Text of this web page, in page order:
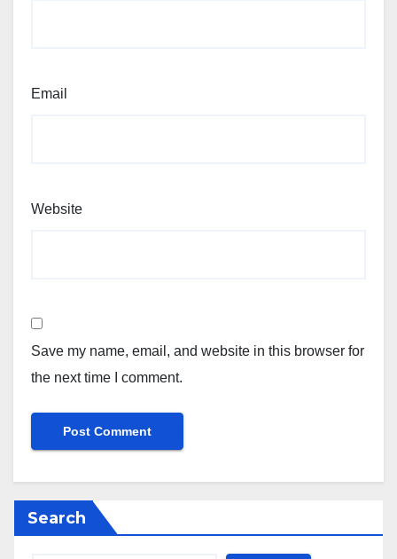
Email
Website
Save my name, email, and website in this browser for
the next time I comment.
Search